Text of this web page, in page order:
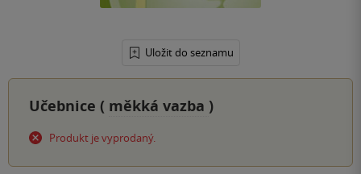
Uložit do seznamu
Učebnice ( měkká vazba )
Produkt je vyprodaný.